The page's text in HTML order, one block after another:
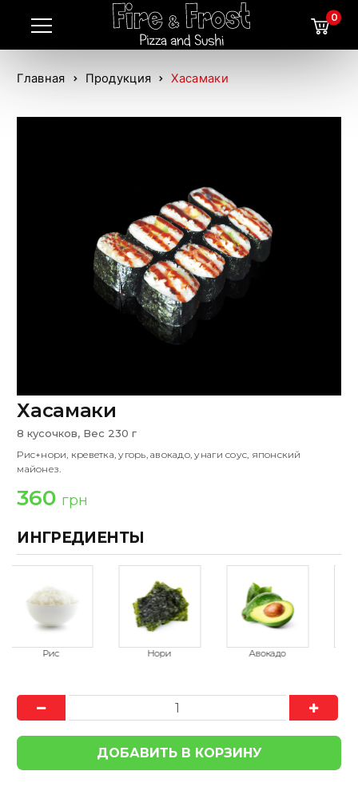
0
Главная Продукция Хасамаки
Хасамаки
8 кусочков, Вес 230 г
Рис+нори, креветка, угорь, авокадо, унаги соус, японский
майонез.
360 грн
ИНГРЕДИЕНТЫ